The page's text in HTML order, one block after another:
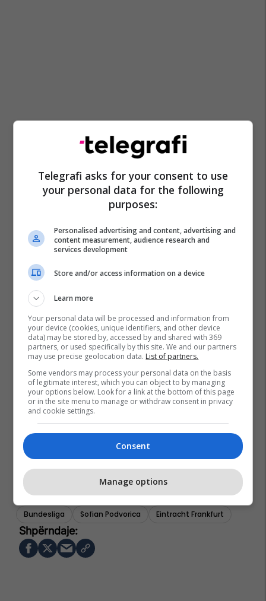
Bundesliga Sofian Podvorica Eintracht Frankfurt
Telegrafi asks for your consent to use
your personal data for the following
purposes:
Personalised advertising and content, advertising and
content measurement, audience research and
services development
Store and/or access information on a device
Learn more
Your personal data will be processed and information from
your device (cookies, unique identifiers, and other device
data) may be stored by, accessed by and shared with 369
partners, or used specifically by this site. We and our partners
may use precise geolocation data. List of partners.
Some vendors may process your personal data on the basis
of legitimate interest, which you can object to by managing
your options below. Look for a link at the bottom of this page
or in the site menu to manage or withdraw consent in privacy
and cookie settings.
Consent
Manage options